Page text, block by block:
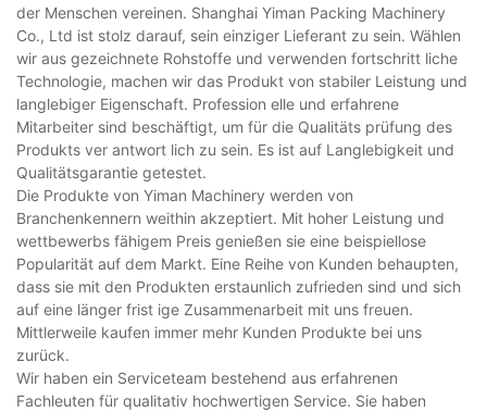
der Menschen vereinen. Shanghai Yiman Packing Machinery
Co., Ltd ist stolz darauf, sein einziger Lieferant zu sein. Wählen
wir aus gezeichnete Rohstoffe und verwenden fortschritt liche
Technologie, machen wir das Produkt von stabiler Leistung und
langlebiger Eigenschaft. Profession elle und erfahrene
Mitarbeiter sind beschäftigt, um für die Qualitäts prüfung des
Produkts ver antwort lich zu sein. Es ist auf Langlebigkeit und
Qualitätsgarantie getestet.
Die Produkte von Yiman Machinery werden von
Branchenkennern weithin akzeptiert. Mit hoher Leistung und
wettbewerbs fähigem Preis genießen sie eine beispiellose
Popularität auf dem Markt. Eine Reihe von Kunden behaupten,
dass sie mit den Produkten erstaunlich zufrieden sind und sich
auf eine länger frist ige Zusammenarbeit mit uns freuen.
Mittlerweile kaufen immer mehr Kunden Produkte bei uns
zurück.
Wir haben ein Serviceteam bestehend aus erfahrenen
Fachleuten für qualitativ hochwertigen Service. Sie haben